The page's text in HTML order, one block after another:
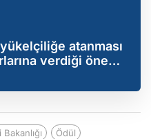
atanması
verdiği önemi
Ödül